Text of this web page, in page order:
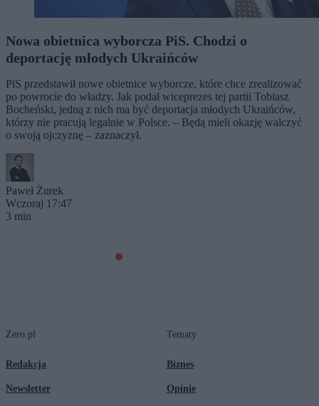
Nowa obietnica wyborcza PiS. Chodzi o
deportację młodych Ukraińców
PiS przedstawił nowe obietnice wyborcze, które chce zrealizować
po powrocie do władzy. Jak podał wiceprezes tej partii Tobiasz
Bocheński, jedną z nich ma być deportacja młodych Ukraińców,
którzy nie pracują legalnie w Polsce. – Będą mieli okazję walczyć
o swoją ojczyznę – zaznaczył.
Paweł Żurek
Wczoraj 17:47
3 min
Zero.pl
Redakcja
Newsletter
Tematy
Biznes
Opinie